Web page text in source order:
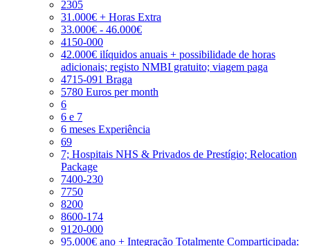
2305
31.000€ + Horas Extra
33.000€ - 46.000€
4150-000
42.000€ ilíquidos anuais + possibilidade de horas
adicionais; registo NMBI gratuito; viagem paga
4715-091 Braga
5780 Euros per month
6
6 e 7
6 meses Experiência
69
7; Hospitais NHS & Privados de Prestígio; Relocation
Package
7400-230
7750
8200
8600-174
9120-000
95.000€ ano + Integração Totalmente Comparticipada: